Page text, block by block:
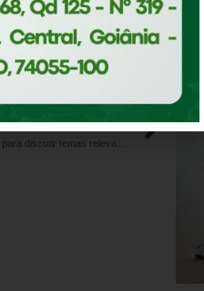
Compartilhar
PRÓXIMA NOTÍCIA